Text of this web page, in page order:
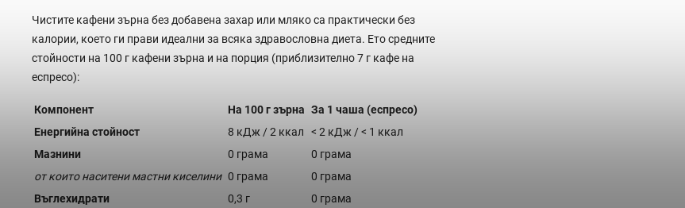
Чистите кафени зърна без добавена захар или мляко са практически без
калории, което ги прави идеални за всяка здравословна диета. Ето средните
стойности на 100 г кафени зърна и на порция (приблизително 7 г кафе на
еспресо):
Компонент На 100 г зърна За 1 чаша (еспресо)
Енергийна стойност
8 кДж / 2 ккал
< 2 кДж / < 1 ккал
Мазнини
0 грама
0 грама
от които наситени мастни киселини 0 грама
0 грама
Въглехидрати
0,3 г 0 грама